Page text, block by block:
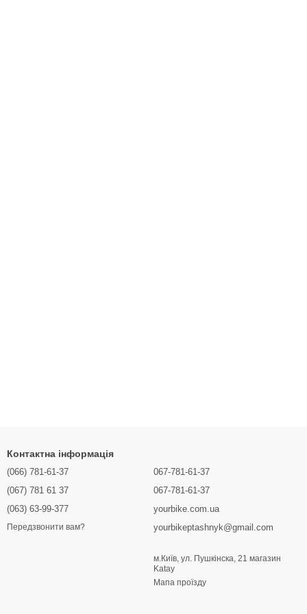
Контактна інформація
(066) 781-61-37
(067) 781 61 37
(063) 63-99-377
Передзвонити вам?
067-781-61-37
067-781-61-37
yourbike.com.ua
yourbikeptashnyk@gmail.com
м.Київ, ул. Пушкінска, 21 магазин
Katay
Мапа проїзду